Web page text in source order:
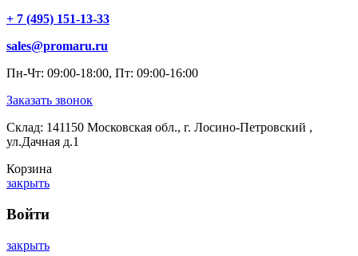
+ 7 (495) 151-13-33
sales@promaru.ru
Пн-Чт: 09:00-18:00, Пт: 09:00-16:00
Заказать звонок
Склад: 141150 Московская обл., г. Лосино-Петровский ,
ул.Дачная д.1
Корзина
закрыть
Войти
закрыть